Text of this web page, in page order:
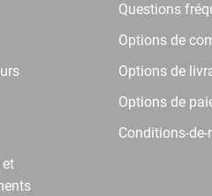
Questions
Options de
Options de
Options de
Conditions-de-